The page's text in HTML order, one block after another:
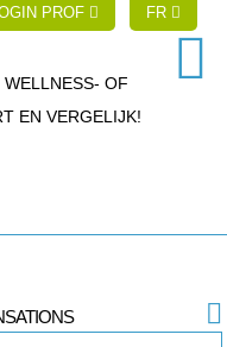
PROF FR
OF
EN VERGELIJK!